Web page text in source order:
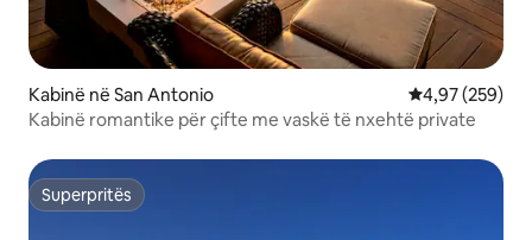
Kabinë në San Antonio Vlerësimi
4,97 (259)
Kabinë romantike për çifte me vaskë të nxehtë private
Superpritës
Superpritës